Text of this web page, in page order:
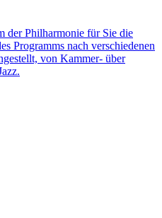
der Philharmonie für Sie die
Programms nach verschiedenen
von Kammer- über